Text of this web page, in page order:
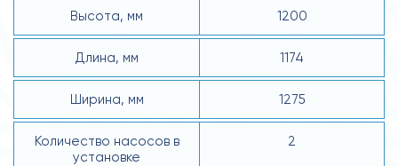
Высота, мм 1200
Длина, мм 1174
Ширина, мм 1275
Количество насосов в
установке
2